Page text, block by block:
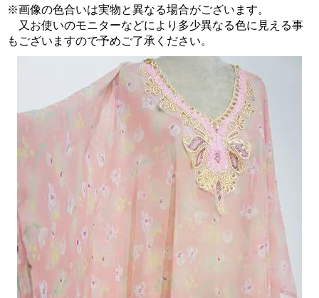
※画像の色合いは実物と異なる場合がございます。
又お使いのモニターなどにより多少異なる色に見える事
もございますので予めご了承ください。